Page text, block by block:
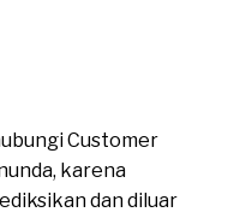
Customer
karena
dan diluar